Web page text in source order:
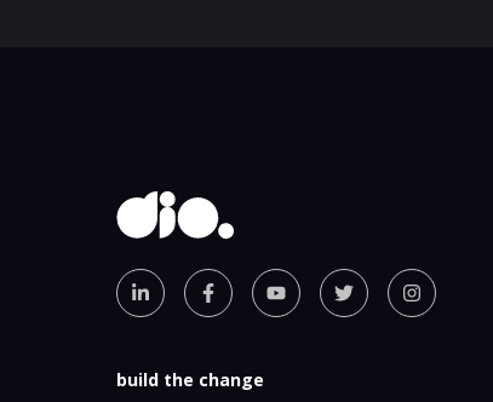
build the change